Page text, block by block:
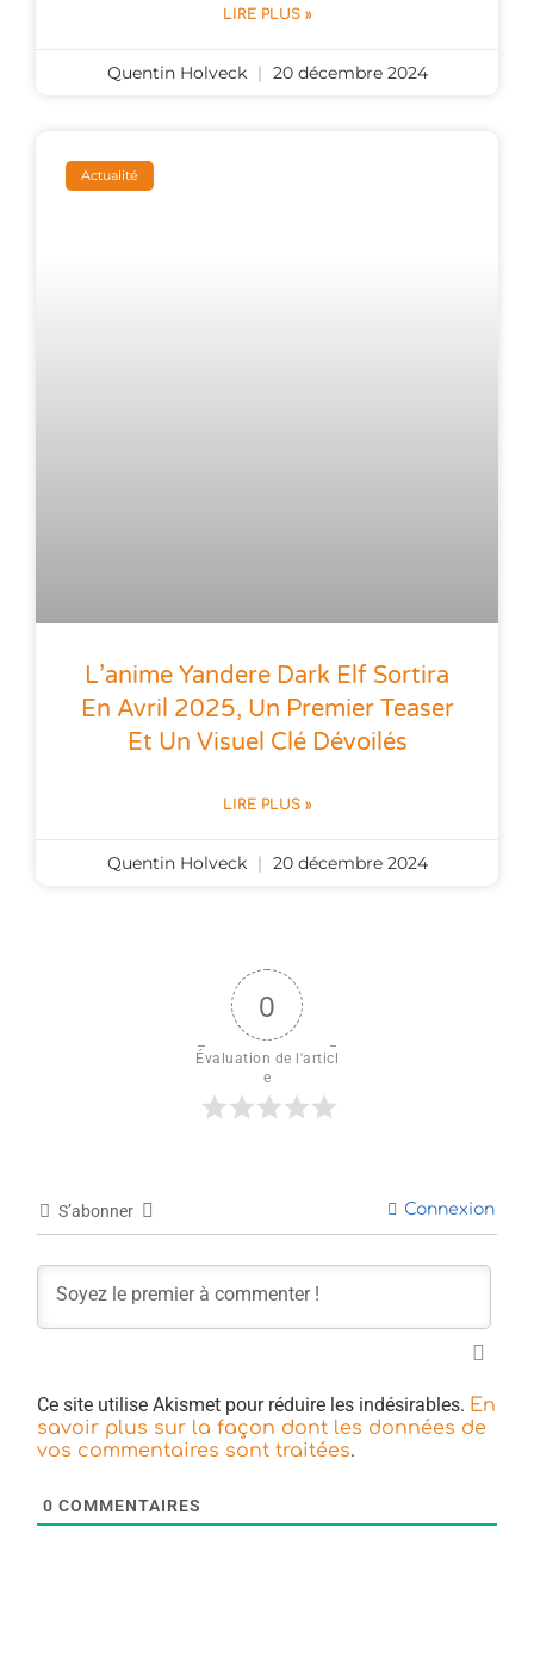
LIRE PLUS »
Quentin Holveck 20 décembre 2024
Actualité
L’anime Yandere Dark Elf Sortira
En Avril 2025, Un Premier Teaser
Et Un Visuel Clé Dévoilés
LIRE PLUS »
Quentin Holveck 20 décembre 2024
0
Évaluation de l'articl
e
S’abonner Connexion
Ce site utilise Akismet pour réduire les indésirables. En
savoir plus sur la façon dont les données de
vos commentaires sont traitées.
0 COMMENTAIRES